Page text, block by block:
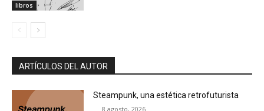
libros
ARTÍCULOS DEL AUTOR
Steampunk, una estética retrofuturista
8 agosto, 2026